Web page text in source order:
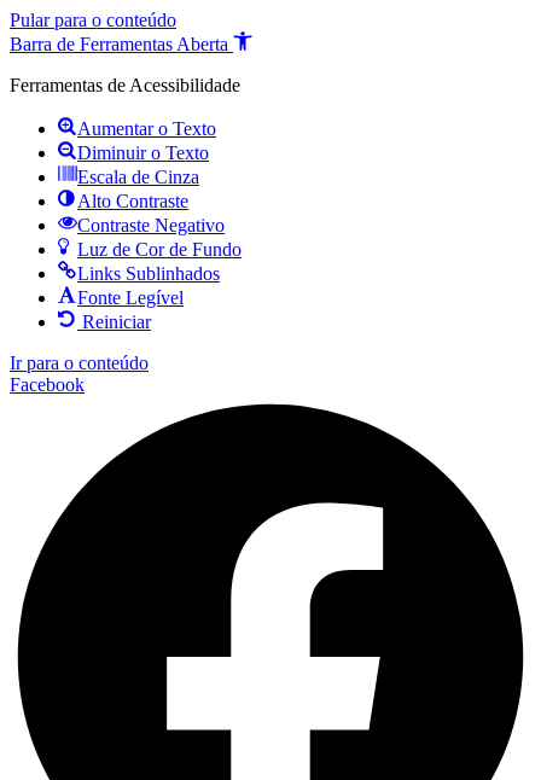
Pular para o conteúdo
Barra de Ferramentas Aberta
Ferramentas de Acessibilidade
Aumentar o Texto
Diminuir o Texto
Escala de Cinza
Alto Contraste
Contraste Negativo
Luz de Cor de Fundo
Links Sublinhados
Fonte Legível
Reiniciar
Ir para o conteúdo
Facebook